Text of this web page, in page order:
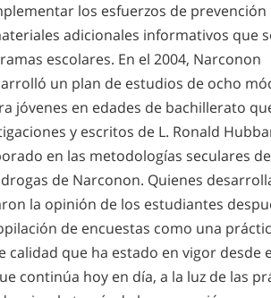
los esfuerzos de prevención
adicionales informativos que
escolares. En el 2004, Narconon
un plan de estudios de ocho
jóvenes en edades de bachillerato
y escritos de L. Ronald
en las metodologías seculares
de Narconon. Quienes
la opinión de los estudiantes
de encuestas como una
calidad que ha estado en vigor desde
continúa hoy en día, a la luz de las